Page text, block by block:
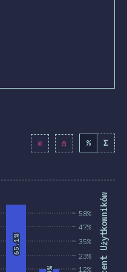
% Σ
12%
23%
35%
47%
58% Procent Użytkowników
65.1%
65.1%